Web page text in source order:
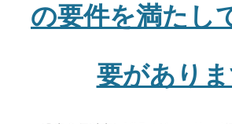
の要件を満たし
要があり